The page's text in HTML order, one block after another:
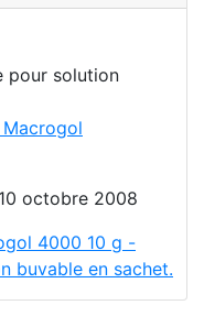
pour solution
Macrogol
octobre 2008
4000 10 g -
buvable en sachet.